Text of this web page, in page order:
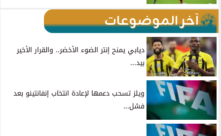
آخر الموضوعات
ديابي يمنح إنتر الضوء الأخضر.. والقرار الأخير
بيد...
ويلز تسحب دعمها لإعادة انتخاب إنفانتينو بعد
فشل...